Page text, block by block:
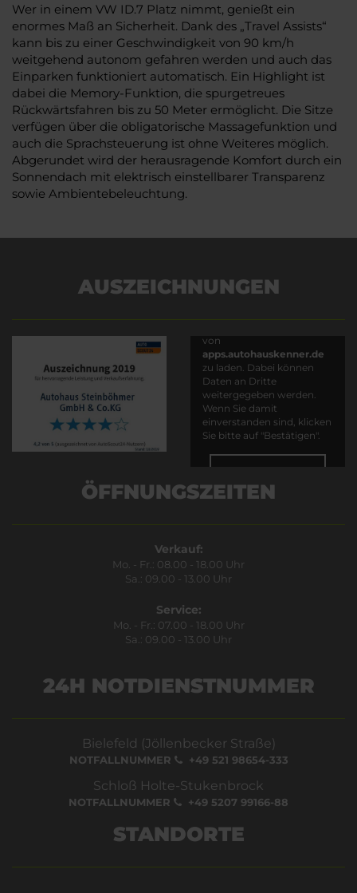
Wer in einem VW ID.7 Platz nimmt, genießt ein
enormes Maß an Sicherheit. Dank des „Travel Assists“
kann bis zu einer Geschwindigkeit von 90 km/h
weitgehend autonom gefahren werden und auch das
Einparken funktioniert automatisch. Ein Highlight ist
dabei die Memory-Funktion, die spurgetreues
Rückwärtsfahren bis zu 50 Meter ermöglicht. Die Sitze
verfügen über die obligatorische Massagefunktion und
auch die Sprachsteuerung ist ohne Weiteres möglich.
Abgerundet wird der herausragende Komfort durch ein
Sonnendach mit elektrisch einstellbarer Transparenz
sowie Ambientebeleuchtung.
AUSZEICHNUNGEN
von
apps.autohauskenner.de
zu laden. Dabei können
Daten an Dritte
weitergegeben werden.
Wenn Sie damit
einverstanden sind, klicken
Sie bitte auf "Bestätigen".
ÖFFNUNGSZEITEN
Verkauf:
Mo. - Fr.: 08.00 - 18.00 Uhr
Sa.: 09.00 - 13.00 Uhr
Service:
Mo. - Fr.: 07.00 - 18.00 Uhr
Sa.: 09.00 - 13.00 Uhr
24H NOTDIENSTNUMMER
Bielefeld (Jöllenbecker Straße)
NOTFALLNUMMER +49 521 98654-333
Schloß Holte-Stukenbrock
NOTFALLNUMMER +49 5207 99166-88
STANDORTE